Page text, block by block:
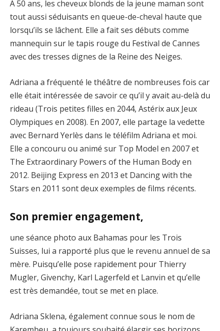
A 50 ans, les cheveux blonds de la jeune maman sont
tout aussi séduisants en queue-de-cheval haute que
lorsqu’ils se lâchent. Elle a fait ses débuts comme
mannequin sur le tapis rouge du Festival de Cannes
avec des tresses dignes de la Reine des Neiges.
Adriana a fréquenté le théâtre de nombreuses fois car
elle était intéressée de savoir ce qu’il y avait au-delà du
rideau (Trois petites filles en 2044, Astérix aux Jeux
Olympiques en 2008). En 2007, elle partage la vedette
avec Bernard Yerlès dans le téléfilm Adriana et moi.
Elle a concouru ou animé sur Top Model en 2007 et
The Extraordinary Powers of the Human Body en
2012. Beijing Express en 2013 et Dancing with the
Stars en 2011 sont deux exemples de films récents.
Son premier engagement,
une séance photo aux Bahamas pour les Trois
Suisses, lui a rapporté plus que le revenu annuel de sa
mère. Puisqu’elle pose rapidement pour Thierry
Mugler, Givenchy, Karl Lagerfeld et Lanvin et qu’elle
est très demandée, tout se met en place.
Adriana Sklena, également connue sous le nom de